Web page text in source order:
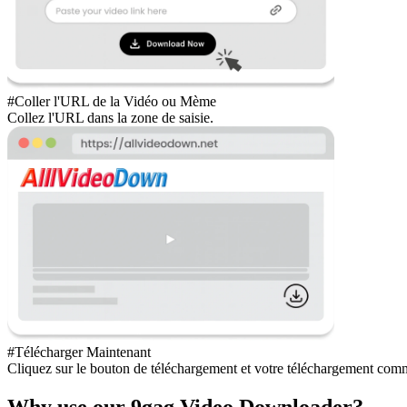
#Coller l'URL de la Vidéo ou Mème
Collez l'URL dans la zone de saisie.
#Télécharger Maintenant
Cliquez sur le bouton de téléchargement et votre téléchargement